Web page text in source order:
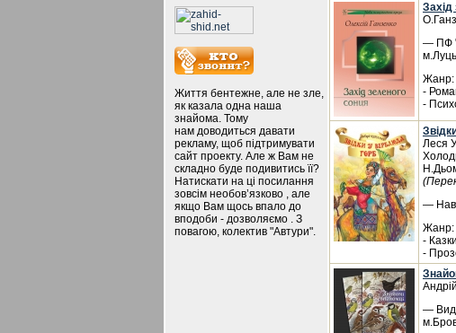
Життя бентежне, але не зле,
як казала одна наша
знайома. Тому
нам доводиться давати
рекламу, щоб підтримувати
сайт проекту. Але ж Вам не
складно буде подивитись її?
Натискати на ці посилання
зовсім необов’язково , але
якщо Вам щось впало до
вподоби - дозволяємо . З
повагою, колектив "Автури".
Захід
— ПФ
Жанр:
-
-
Леся
—
Жанр:
- Казки
-
—